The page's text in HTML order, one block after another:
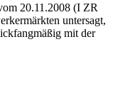
20.11.2008 (I ZR
untersagt,
mit der